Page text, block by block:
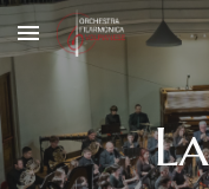
Skip to main content